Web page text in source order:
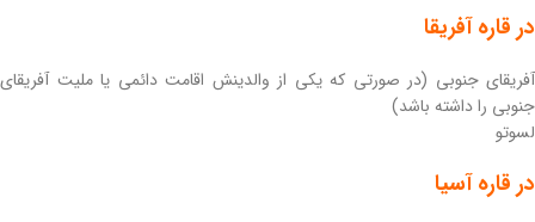
در قاره آفریقا
آفریقای جنوبی (در صورتی که یکی از والدینش اقامت دائمی یا ملیت آفریقای
جنوبی را داشته باشد)
لسوتو
در قاره آسیا